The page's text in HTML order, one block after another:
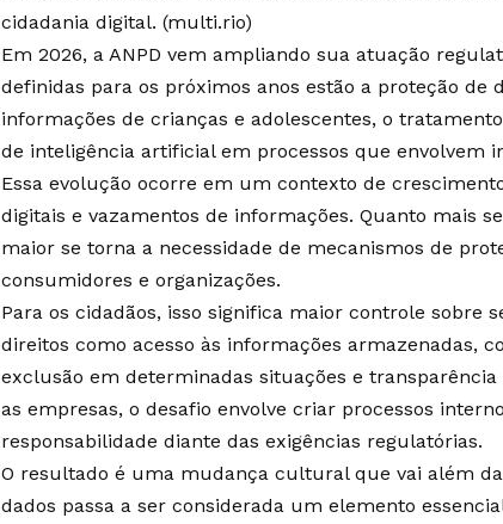
cidadania digital. (multi.rio)
Em 2026, a ANPD vem ampliando sua atuação
definidas para os próximos anos estão a proteção de
informações de crianças e adolescentes, o
de inteligência artificial em processos que envolvem
Essa evolução ocorre em um contexto de
digitais e vazamentos de informações. Quanto mais
maior se torna a necessidade de mecanismos de
consumidores e organizações.
Para os cidadãos, isso significa maior controle sobre
direitos como acesso às informações armazenadas,
exclusão em determinadas situações e
as empresas, o desafio envolve criar processos
responsabilidade diante das exigências regulatórias.
O resultado é uma mudança cultural que vai além
dados passa a ser considerada um elemento